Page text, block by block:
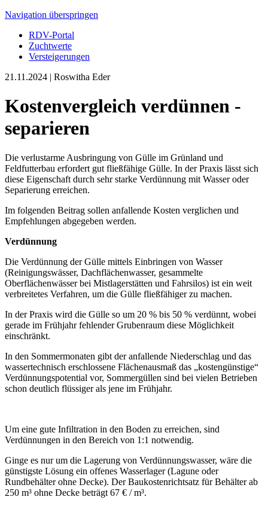
Navigation überspringen
RDV-Portal
Zuchtwerte
Versteigerungen
21.11.2024 | Roswitha Eder
Kostenvergleich verdünnen -
separieren
Die verlustarme Ausbringung von Gülle im Grünland und
Feldfutterbau erfordert gut fließfähige Gülle. In der Praxis lässt sich
diese Eigenschaft durch sehr starke Verdünnung mit Wasser oder
Separierung erreichen.
Im folgenden Beitrag sollen anfallende Kosten verglichen und
Empfehlungen abgegeben werden.
Verdünnung
Die Verdünnung der Gülle mittels Einbringen von Wasser
(Reinigungswässer, Dachflächenwasser, gesammelte
Oberflächenwässer bei Mistlagerstätten und Fahrsilos) ist ein weit
verbreitetes Verfahren, um die Gülle fließfähiger zu machen.
In der Praxis wird die Gülle so um 20 % bis 50 % verdünnt, wobei
gerade im Frühjahr fehlender Grubenraum diese Möglichkeit
einschränkt.
In den Sommermonaten gibt der anfallende Niederschlag und das
wassertechnisch erschlossene Flächenausmaß das „kostengünstige“
Verdünnungspotential vor, Sommergüllen sind bei vielen Betrieben
schon deutlich flüssiger als jene im Frühjahr.
Um eine gute Infiltration in den Boden zu erreichen, sind
Verdünnungen in den Bereich von 1:1 notwendig.
Ginge es nur um die Lagerung von Verdünnungswasser, wäre die
günstigste Lösung ein offenes Wasserlager (Lagune oder
Rundbehälter ohne Decke). Der Baukostenrichtsatz für Behälter ab
250 m³ ohne Decke beträgt 67 € / m³.